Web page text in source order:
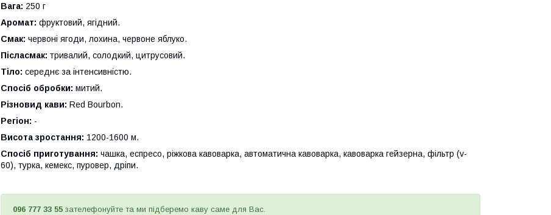
Вага: 250 г
Аромат: фруктовий, ягідний.
Смак: червоні ягоди, лохина, червоне яблуко.
Післасмак: тривалий, солодкий, цитрусовий.
Тіло: середнє за інтенсивністю.
Спосіб обробки: митий.
Різновид кави: Red Bourbon.
Регіон: -
Висота зростання: 1200-1600 м.
Спосіб приготування: чашка, еспресо, ріжкова кавоварка, автоматична кавоварка, кавоварка гейзерна, фільтр (v-
60), турка, кемекс, пуровер, дріпи.
096 777 33 55 зателефонуйте та ми підберемо каву саме для Вас.